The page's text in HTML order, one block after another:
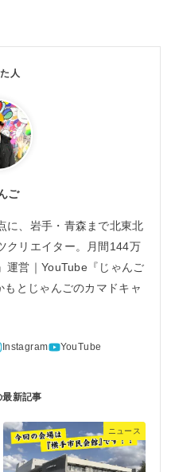
ご
に、岩手・青森まで北東北
クリエイター。月間144万
運営｜YouTube『じゃんご
とじゃんごのカマドキャ
ニュース